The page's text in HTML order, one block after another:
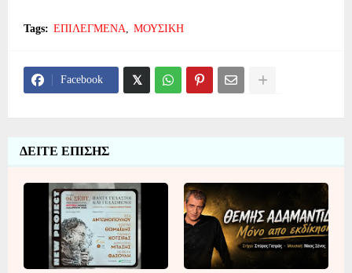
Tags: ΕΠΙΛΕΓΜΕΝΑ ΜΟΥΣΙΚΗ
Facebook
ΔΕΙΤΕ ΕΠΙΣΗΣ